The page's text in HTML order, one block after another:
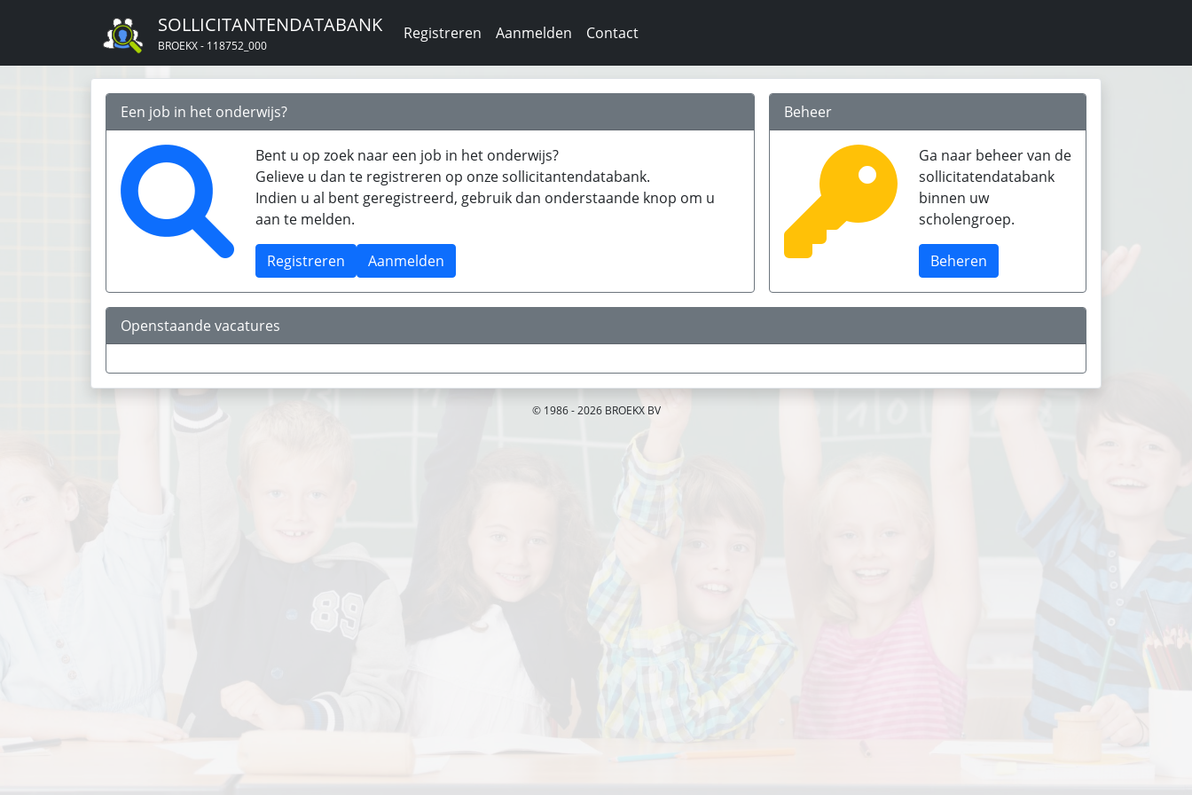
SOLLICITANTENDATABANK
BROEKX - 118752_000
Registreren Aanmelden Contact
Een job in het onderwijs?
Bent u op zoek naar een job in het onderwijs?
Gelieve u dan te registreren op onze sollicitantendatabank.
Indien u al bent geregistreerd, gebruik dan onderstaande knop om u
aan te melden.
Registreren Aanmelden
Beheer
Ga naar beheer van de
sollicitatendatabank
binnen uw
scholengroep.
Beheren
Openstaande vacatures
© 1986 - 2026 BROEKX BV